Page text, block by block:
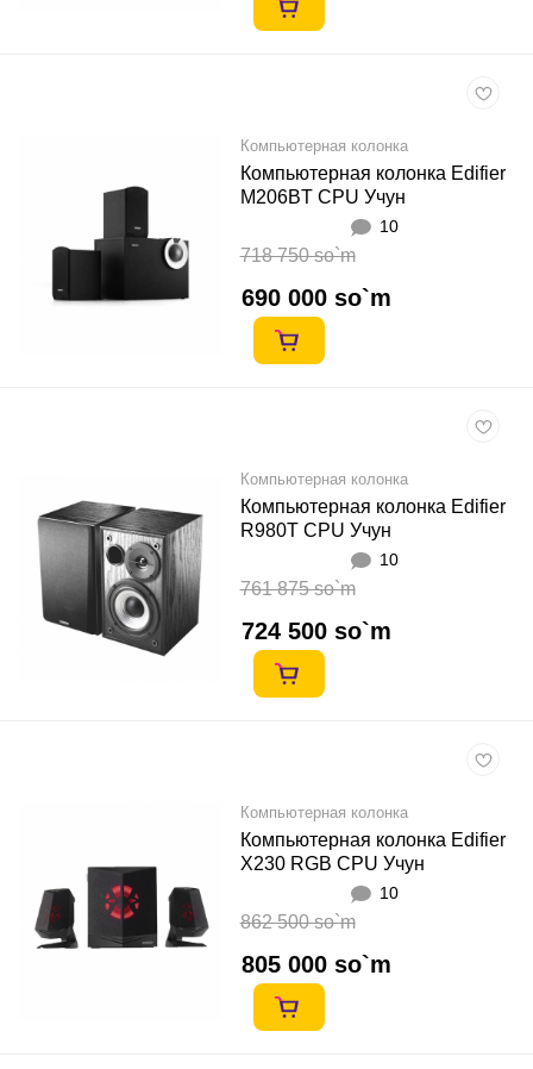
Компьютерная колонка
Компьютерная колонка Edifier
M206BT CPU Учун
10
718 750 so`m
690 000 so`m
Компьютерная колонка
Компьютерная колонка Edifier
R980T CPU Учун
10
761 875 so`m
724 500 so`m
Компьютерная колонка
Компьютерная колонка Edifier
X230 RGB CPU Учун
10
862 500 so`m
805 000 so`m